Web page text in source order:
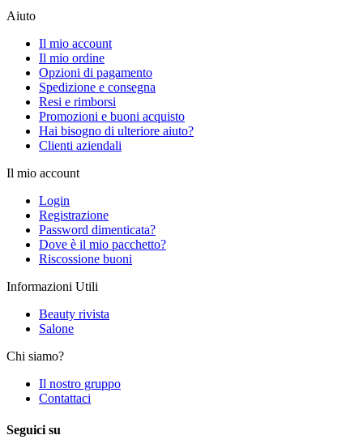
Aiuto
Il mio account
Il mio ordine
Opzioni di pagamento
Spedizione e consegna
Resi e rimborsi
Promozioni e buoni acquisto
Hai bisogno di ulteriore aiuto?
Clienti aziendali
Il mio account
Login
Registrazione
Password dimenticata?
Dove è il mio pacchetto?
Riscossione buoni
Informazioni Utili
Beauty rivista
Salone
Chi siamo?
Il nostro gruppo
Contattaci
Seguici su